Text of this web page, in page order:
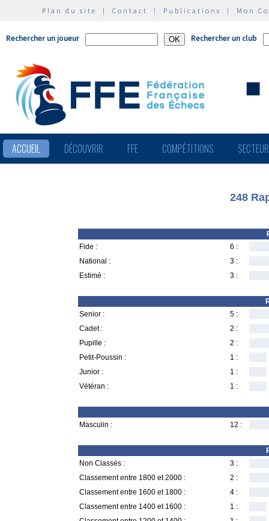
Plan du site | Contact | Publications | Mon
Rechercher un joueur Rechercher un club
ACCUEIL DÉCOUVRIR FFE COMPÉTITIONS
248
Fide :
6 :
National :
3 :
Estimé :
3 :
Senior :
5 :
Cadet :
2 :
Pupille :
2 :
Petit-Poussin :
1 :
Junior :
1 :
Vétéran :
1 :
Masculin : 12 :
Non Classés :
3 :
Classement entre 1800 et 2000 :
2 :
Classement entre 1600 et 1800 :
4 :
Classement entre 1400 et 1600 :
1 :